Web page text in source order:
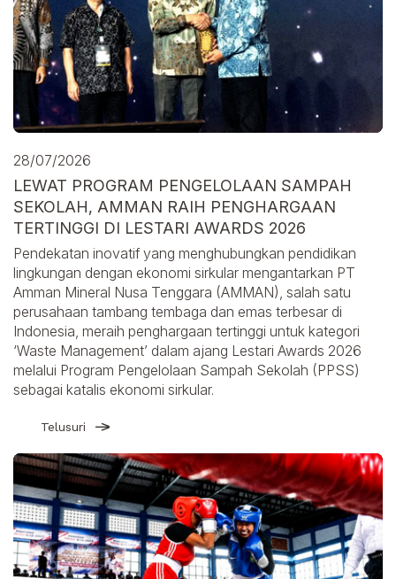
28/07/2026
LEWAT PROGRAM PENGELOLAAN SAMPAH
SEKOLAH, AMMAN RAIH PENGHARGAAN
TERTINGGI DI LESTARI AWARDS 2026
Pendekatan inovatif yang menghubungkan pendidikan
lingkungan dengan ekonomi sirkular mengantarkan PT
Amman Mineral Nusa Tenggara (AMMAN), salah satu
perusahaan tambang tembaga dan emas terbesar di
Indonesia, meraih penghargaan tertinggi untuk kategori
‘Waste Management’ dalam ajang Lestari Awards 2026
melalui Program Pengelolaan Sampah Sekolah (PPSS)
sebagai katalis ekonomi sirkular.
Telusuri